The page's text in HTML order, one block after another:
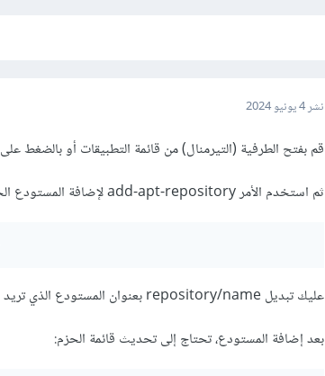
نشر4 يونيو 2024
قم بفتح الطرفية (التيرمنال) من قائمة التطبيقات أو بالضغط على Ctrl + Alt + T.
ثم استخدم الأمر add-apt-repository لإضافة المستودع الجديد:
عليك تبديل repository/name بعنوان المستودع الذي تريد إضافته.
بعد إضافة المستودع، تحتاج إلى تحديث قائمة الحزم: